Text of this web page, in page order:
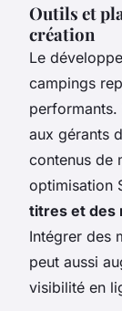
Outils et
création
Le
campings
performants.
aux gérants
contenus de
optimisation
titres et des
Intégrer des
peut aussi
visibilité en